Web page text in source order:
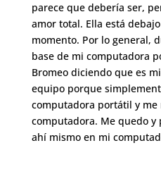
parece que debería ser,
amor total. Ella está
momento. Por lo general,
base de mi computadora
Bromeo diciendo que es
equipo porque
computadora portátil y me
computadora. Me quedo y
ahí mismo en mi